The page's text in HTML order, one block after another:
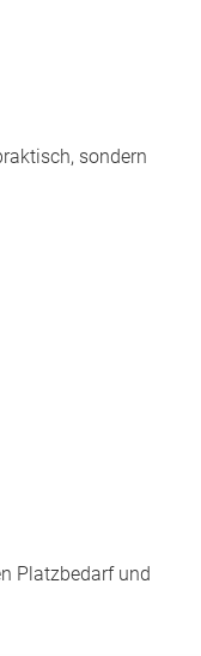
sondern
Platzbedarf und